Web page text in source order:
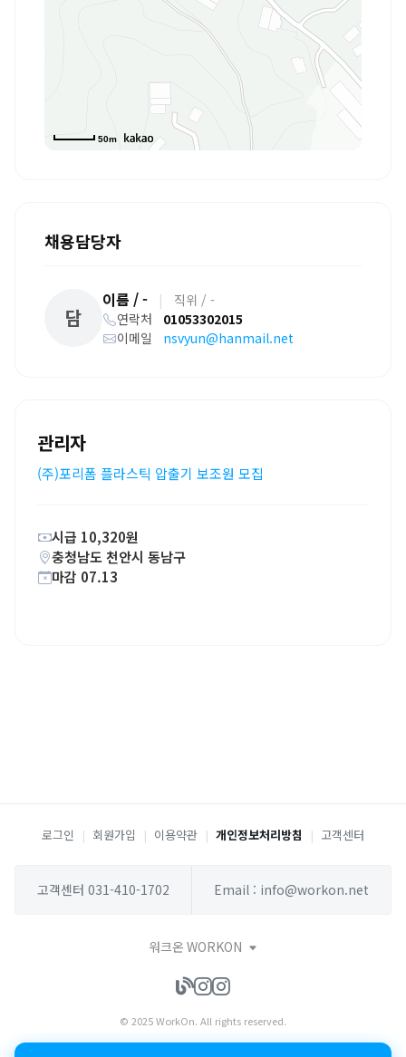
50m
채용담당자
담
이름 / - |
직위 / -
연락처 01053302015
이메일 nsvyun@hanmail.net
관리자
(주)포리폼 플라스틱 압출기 보조원 모집
시급 10,320원
충청남도 천안시 동남구
마감 07.13
로그인 | 회원가입 | 이용약관 | 개인정보처리방침 | 고객센터
고객센터 031-410-1702 Email : info@workon.net
워크온 WORKON
© 2025 WorkOn. All rights reserved.